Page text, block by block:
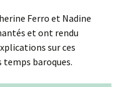
Ferro et Nadine
et ont rendu
sur ces
baroques.